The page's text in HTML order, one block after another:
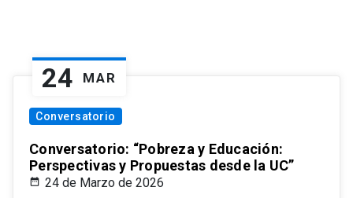
24 MAR
Conversatorio
Conversatorio: “Pobreza y Educación:
Perspectivas y Propuestas desde la UC”
24 de Marzo de 2026